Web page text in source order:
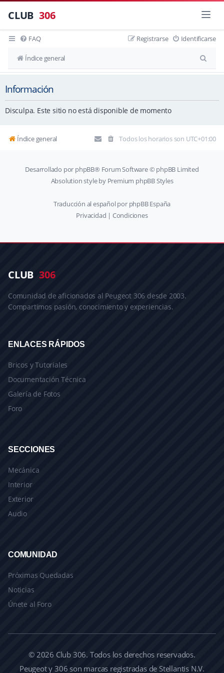
CLUB 306
FAQ Identificarse
Registrarse
Índice general
u
c
Información
Disculpa. Este sitio no está disponible de momento
Índice general Todos los horarios son UTC+01:00
Desarrollado por phpBB® Forum Software © phpBB Limited
Absolution style by Premium phpBB Styles
Traducción al español por phpBB España
Privacidad | Condiciones
CLUB 306
Comunidad de aficionados al Peugeot 306 desde 2003.
Compartimos pasión, conocimiento y experiencias.
ENLACES RÁPIDOS
Bricos y Tutoriales
Documentación Técnica
Galería de Fotos
Foro
SECCIONES
Mecánica
Interior
Exterior
Audio
COMUNIDAD
Próximas Quedadas
Noticias
Únete al Foro
© 2026 Club 306. Todos los derechos reservados.
Peugeot y 306 son marcas registradas de Stellantis N.V.